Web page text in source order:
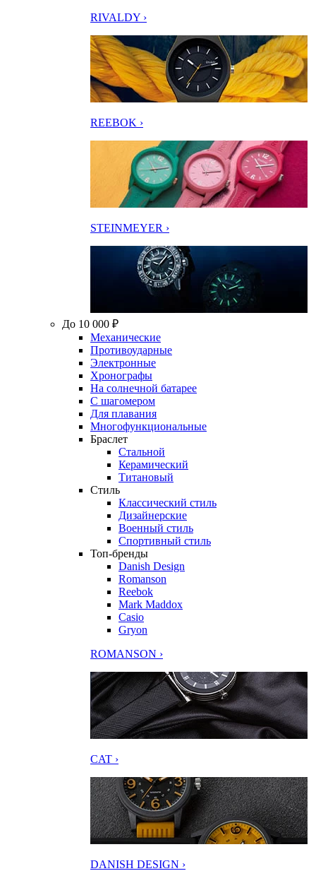
RIVALDY ›
REEBOK ›
STEINMEYER ›
До 10 000 ₽
Механические
Противоударные
Электронные
Хронографы
На солнечной батарее
С шагомером
Для плавания
Многофункциональные
Браслет
Стальной
Керамический
Титановый
Стиль
Классический стиль
Дизайнерские
Военный стиль
Спортивный стиль
Топ-бренды
Danish Design
Romanson
Reebok
Mark Maddox
Casio
Gryon
ROMANSON ›
CAT ›
DANISH DESIGN ›